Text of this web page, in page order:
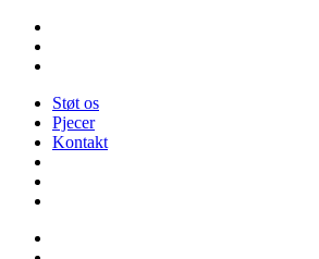
Videre
indhold
Støt os
Pjecer
Kontakt